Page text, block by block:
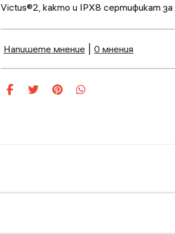
Victus®2, както и IPX8 сертификат
Напишете мнение 0 мнения